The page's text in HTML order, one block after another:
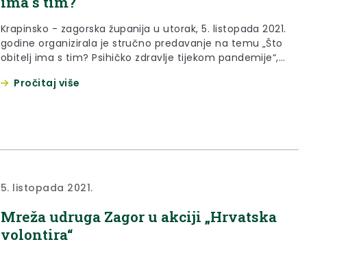
Krapinsko - zagorska županija u utorak, 5. listopada 2021.
godine organizirala je stručno predavanje na temu „Što
obitelj ima s tim? Psihičko zdravlje tijekom pandemije“,
osoba (1. listopada ) i Svjetskog dana mentalnog
Pročitaj više
5. listopada 2021.
Mreža udruga Zagor u akciji „Hrvatska
volontira“